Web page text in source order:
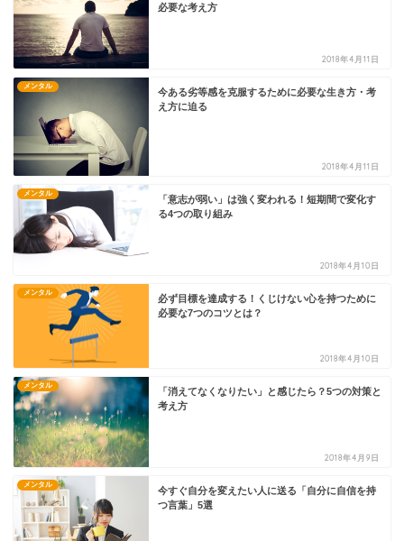
必要な考え方
2018年4月11日
メンタル
今ある劣等感を克服するために必要な生き方・考
え方に迫る
2018年4月11日
メンタル
「意志が弱い」は強く変われる！短期間で変化す
る4つの取り組み
2018年4月10日
メンタル
必ず目標を達成する！くじけない心を持つために
必要な7つのコツとは？
2018年4月10日
メンタル
「消えてなくなりたい」と感じたら？5つの対策と
考え方
2018年4月9日
メンタル
今すぐ自分を変えたい人に送る「自分に自信を持
つ言葉」5選